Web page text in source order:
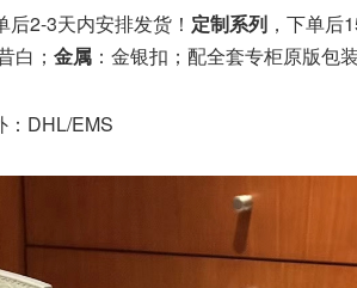
后2-3天内安排发货！ 定制系列 ，下单后
白； 金属 ：金银扣；配全套专柜原版包装
：DHL/EMS